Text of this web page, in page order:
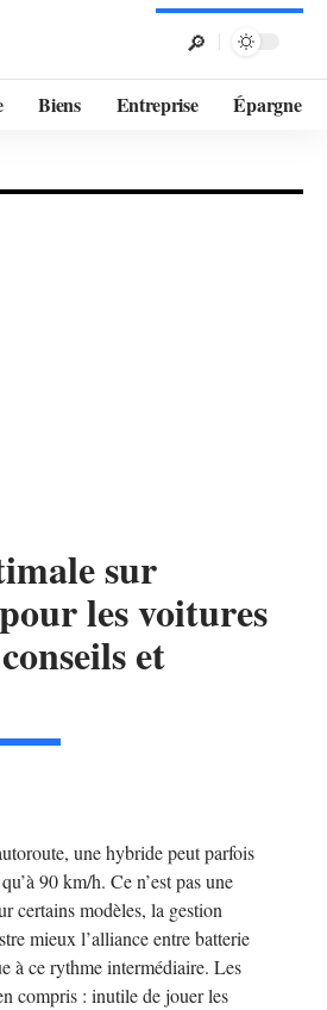
Biens Entreprise Épargne
sur
les voitures
et
une hybride peut parfois
90 km/h. Ce n’est pas une
certains modèles, la gestion
mieux l’alliance entre batterie
à ce rythme intermédiaire. Les
compris : inutile de jouer les